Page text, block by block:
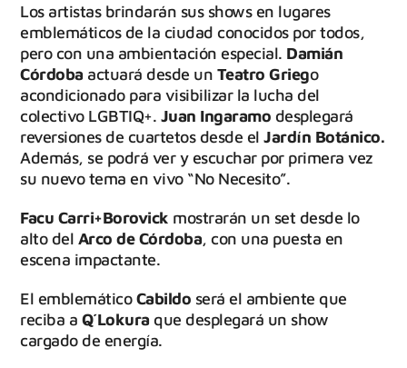
Los artistas brindarán sus shows en lugares
emblemáticos de la ciudad conocidos por todos,
pero con una ambientación especial. Damián
Córdoba actuará desde un Teatro Griego
acondicionado para visibilizar la lucha del
colectivo LGBTIQ+. Juan Ingaramo desplegará
reversiones de cuartetos desde elJardín Botánico.
Además, se podrá ver y escuchar por primera vez
su nuevo tema en vivo “No Necesito”.
Facu Carri+Borovick mostrarán un set desde lo
alto del Arco de Córdoba, con una puesta en
escena impactante.
El emblemáticoCabildo será el ambiente que
reciba a Q´Lokura que desplegará un show
cargado de energía.